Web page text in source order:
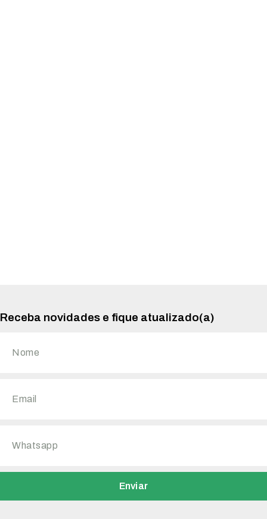
Receba novidades e fique atualizado(a)
Enviar